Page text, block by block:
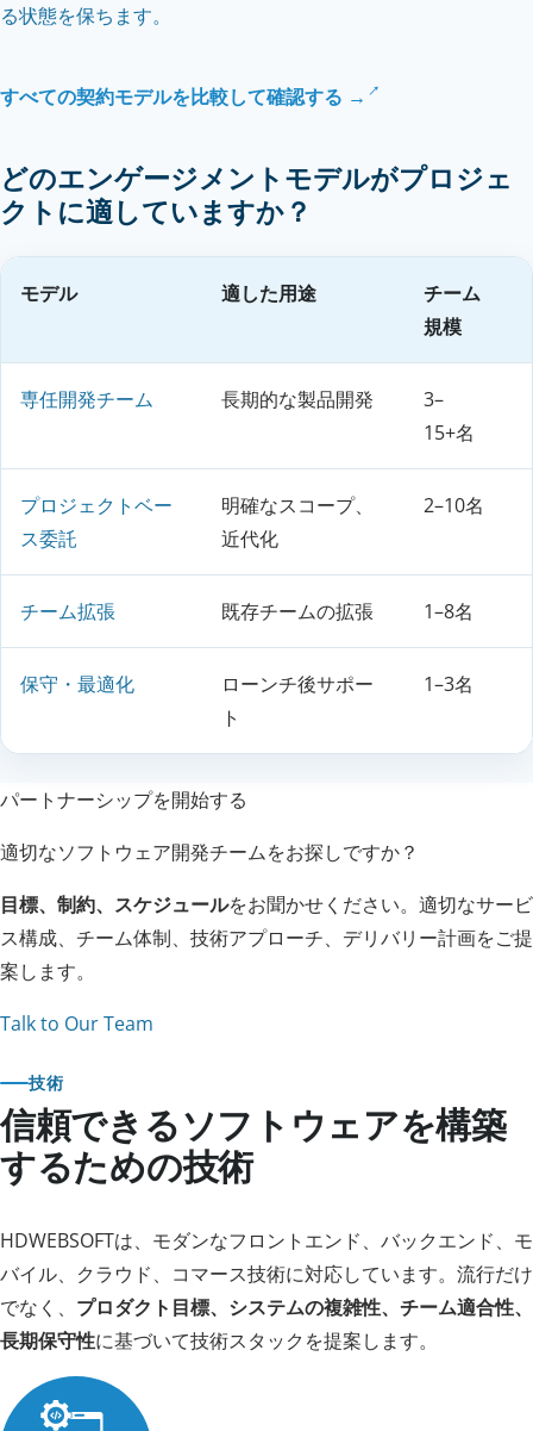
る状態を保ちます。
すべての契約モデルを比較して確認する →
どのエンゲージメントモデルがプロジェ
クトに適していますか？
モデル 適した用途
チーム
規模
専任開発チーム 長期的な製品開発
3–
15+名
プロジェクトベー
ス委託
明確なスコープ、
近代化
2–10名
チーム拡張 既存チームの拡張 1–8名
保守・最適化
ローンチ後サポー
ト
1–3名
パートナーシップを開始する
適切なソフトウェア開発チームをお探しですか？
目標、制約、スケジュールをお聞かせください。適切なサービ
ス構成、チーム体制、技術アプローチ、デリバリー計画をご提
案します。
Talk to Our Team
技術
信頼できるソフトウェアを構築
するための技術
HDWEBSOFTは、モダンなフロントエンド、バックエンド、モ
バイル、クラウド、コマース技術に対応しています。流行だけ
でなく、 プロダクト目標、システムの複雑性、チーム適合性、
長期保守性に基づいて技術スタックを提案します。